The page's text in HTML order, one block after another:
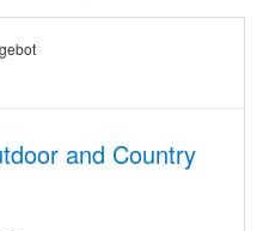
and Country